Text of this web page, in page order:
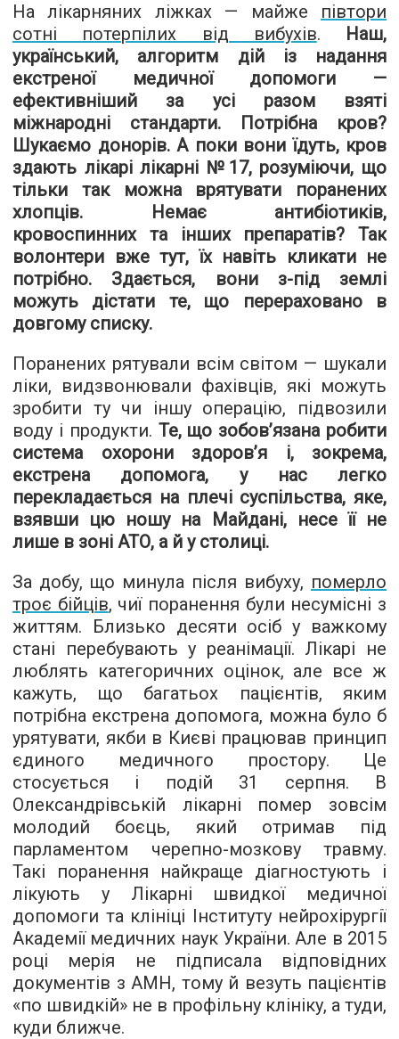
На лікарняних ліжках — майже півтори
сотні потерпілих від вибухів. Наш,
український, алгоритм дій із надання
екстреної медичної допомоги —
ефективніший за усі разом взяті
міжнародні стандарти. Потрібна кров?
Шукаємо донорів. А поки вони їдуть, кров
здають лікарі лікарні №17, розуміючи, що
тільки так можна врятувати поранених
хлопців. Немає антибіотиків,
кровоспинних та інших препаратів? Так
волонтери вже тут, їх навіть кликати не
потрібно. Здається, вони з-під землі
можуть дістати те, що перераховано в
довгому списку.
Поранених рятували всім світом — шукали
ліки, видзвонювали фахівців, які можуть
зробити ту чи іншу операцію, підвозили
воду і продукти. Те, що зобов’язана робити
система охорони здоров’я і, зокрема,
екстрена допомога, у нас легко
перекладається на плечі суспільства, яке,
взявши цю ношу на Майдані, несе її не
лише в зоні АТО, а й у столиці.
За добу, що минула після вибуху, померло
троє бійців, чиї поранення були несумісні з
життям. Близько десяти осіб у важкому
стані перебувають у реанімації. Лікарі не
люблять категоричних оцінок, але все ж
кажуть, що багатьох пацієнтів, яким
потрібна екстрена допомога, можна було б
урятувати, якби в Києві працював принцип
єдиного медичного простору. Це
стосується і подій 31 серпня. В
Олександрівській лікарні помер зовсім
молодий боєць, який отримав під
парламентом черепно-мозкову травму.
Такі поранення найкраще діагностують і
лікують у Лікарні швидкої медичної
допомоги та клініці Інституту нейрохірургії
Академії медичних наук України. Але в 2015
році мерія не підписала відповідних
документів з АМН, тому й везуть пацієнтів
«по швидкій» не в профільну клініку, а туди,
куди ближче.